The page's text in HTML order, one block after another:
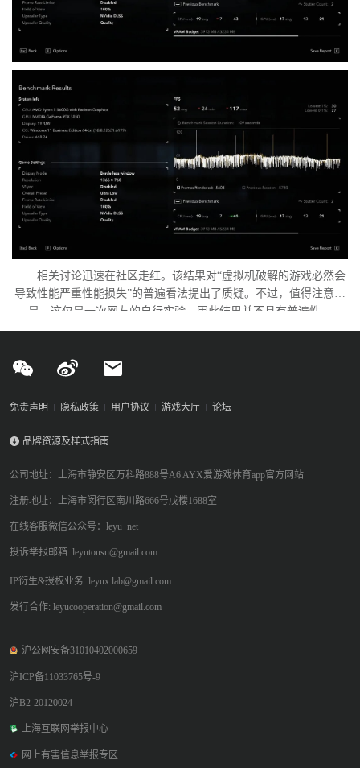
相关讨论迅速在社区走红。该结果对“虚拟机破解的游戏必然会
导致性能严重性能损失”的普遍看法提出了质疑。不过，值得注意的
是，这仅是一次网友的自行实验，因此结果并不具有普遍性。
免责声明 隐私政策 用户协议 游戏大厅 论坛
品牌资源及样式指南
公司地址：上海市静安区万科路888号A6 AYX爱游戏体育app官方网站
注册地址：上海市闵行区南川路666号戊楼1688室
在线客服微信公众号：leyu_net
投诉举报邮箱: leyutousu@gmail.com
IP衍生&授权业务: leyux.lab@gmail.com
发行合作: leyucooperation@gmail.com
沪公网安备31010402000659
沪ICP备11033765号-9
沪B2-20120024
上海互联网举报中心
网上有害信息举报专区